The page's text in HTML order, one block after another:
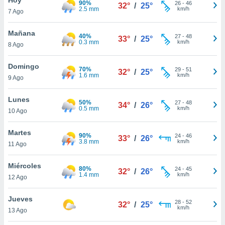
y
en
más
de
7 Ago
90%
2.5 mm
32° / 25° 26- 46
km/h
Mañana
8 Ago
40%
0.3 mm
33° / 25° 27- 48
km/h
Domingo
9 Ago
70%
1.6 mm
32° / 25° 29- 51
km/h
Lunes
10 Ago
50%
0.5 mm
34° / 26° 27- 48
km/h
Martes
11 Ago
90%
3.8 mm
33° / 26° 24- 46
km/h
Miércoles
12 Ago
80%
1.4 mm
32° / 26° 24- 45
km/h
Jueves
13 Ago
32° / 25° 28- 52
km/h